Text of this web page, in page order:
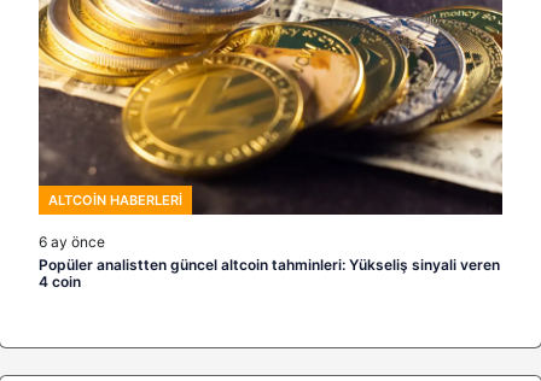
ALTCOIN HABERLERI
6 ay önce
Popüler analistten güncel altcoin tahminleri: Yükseliş sinyali veren
4 coin